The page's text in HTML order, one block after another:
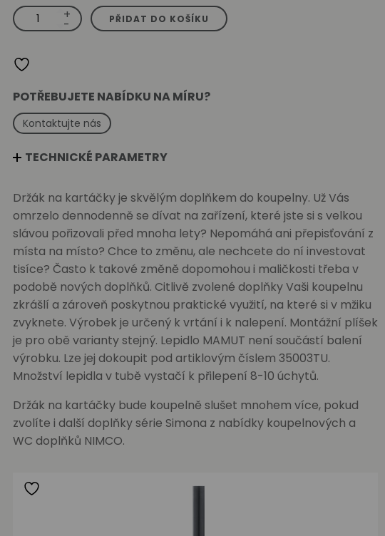
Držák
na
kartáčky
+
- PŘIDAT DO KOŠÍKU
POTŘEBUJETE NABÍDKU NA MÍRU?
Kontaktujte nás
TECHNICKÉ PARAMETRY
Držák na kartáčky je skvělým doplňkem do koupelny. Už Vás
omrzelo dennodenně se dívat na zařízení, které jste si s velkou
slávou pořizovali před mnoha lety? Nepomáhá ani přepisťování z
místa na místo? Chce to změnu, ale nechcete do ní investovat
tisíce? Často k takové změně dopomohou i maličkosti třeba v
podobě nových doplňků. Citlivě zvolené doplňky Vaši koupelnu
zkrášlí a zároveň poskytnou praktické využití, na které si v mžiku
zvyknete. Výrobek je určený k vrtání i k nalepení. Montážní plíšek
je pro obě varianty stejný. Lepidlo MAMUT není součástí balení
výrobku. Lze jej dokoupit pod artiklovým číslem 35003TU.
Množství lepidla v tubě vystačí k přilepení 8-10 úchytů.
Držák na kartáčky bude koupelně slušet mnohem více, pokud
zvolíte i další doplňky série Simona z nabídky koupelnových a
WC doplňků NIMCO.